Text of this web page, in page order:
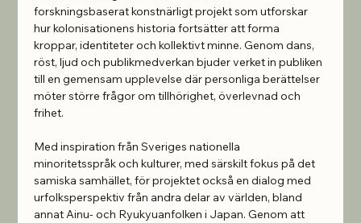
forskningsbaserat konstnärligt projekt som utforskar
hur kolonisationens historia fortsätter att forma
kroppar, identiteter och kollektivt minne. Genom dans,
röst, ljud och publikmedverkan bjuder verket in publiken
till en gemensam upplevelse där personliga berättelser
möter större frågor om tillhörighet, överlevnad och
frihet.
Med inspiration från Sveriges nationella
minoritetsspråk och kulturer, med särskilt fokus på det
samiska samhället, för projektet också en dialog med
urfolksperspektiv från andra delar av världen, bland
annat Ainu- och Ryukyuanfolken i Japan. Genom att